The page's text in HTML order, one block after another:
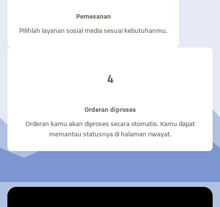
Pemesanan
Pilihlah layanan sosial media sesuai kebutuhanmu.
4
Orderan diproses
Orderan kamu akan diproses secara otomatis. Kamu dapat
memantau statusnya di halaman riwayat.